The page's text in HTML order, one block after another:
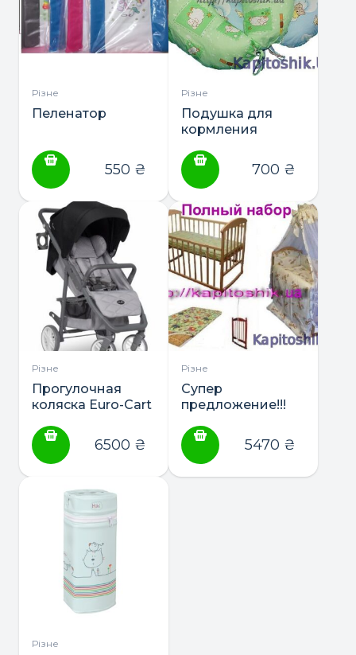
Різне
Пеленатор
550 ₴
Різне
Подушка для
кормления
700 ₴
Різне
Прогулочная
коляска Euro-Cart
6500 ₴
Різне
Супер
предложение!!!
матрас+полный
комплект
постельного+держатель
5470 ₴
Різне